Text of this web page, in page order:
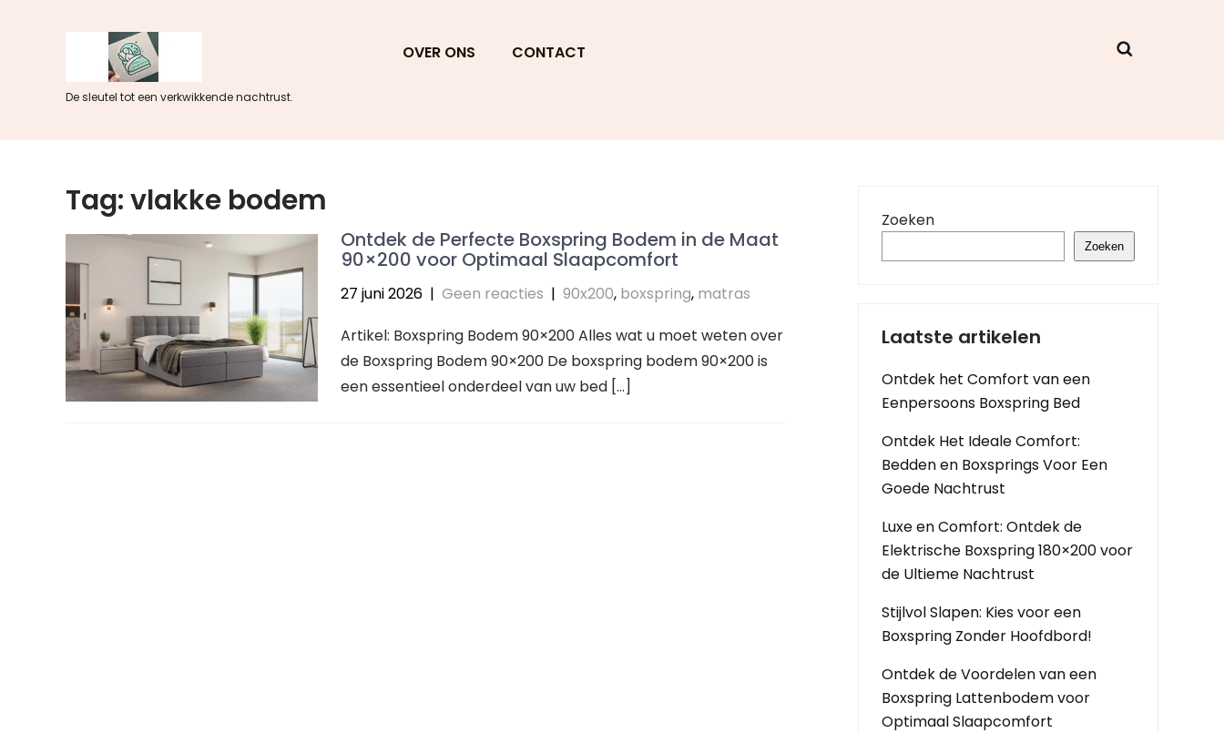
De sleutel tot een verkwikkende nachtrust.
OVER ONS CONTACT
Tag:vlakke bodem
Ontdek de Perfecte Boxspring Bodem in de Maat
90×200 voor Optimaal Slaapcomfort
27 juni 2026 | Geen reacties | 90x200, boxspring, matras
Artikel: Boxspring Bodem 90×200 Alles wat u moet weten over
de Boxspring Bodem 90×200 De boxspring bodem 90×200 is
een essentieel onderdeel van uw bed […]
Zoeken
Zoeken
Laatste artikelen
Ontdek het Comfort van een
Eenpersoons Boxspring Bed
Ontdek Het Ideale Comfort:
Bedden en Boxsprings Voor Een
Goede Nachtrust
Luxe en Comfort: Ontdek de
Elektrische Boxspring 180×200 voor
de Ultieme Nachtrust
Stijlvol Slapen: Kies voor een
Boxspring Zonder Hoofdbord!
Ontdek de Voordelen van een
Boxspring Lattenbodem voor
Optimaal Slaapcomfort